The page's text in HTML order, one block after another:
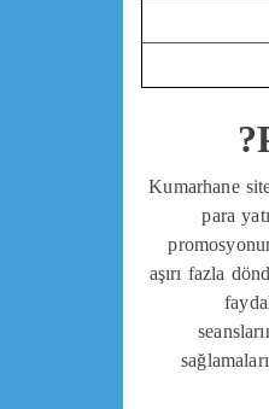
Kumarhane
para
aşırı fazla